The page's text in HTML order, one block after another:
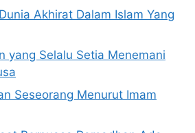
Akhirat Dalam Islam Yang
yang Selalu Setia Menemani
Seseorang Menurut Imam